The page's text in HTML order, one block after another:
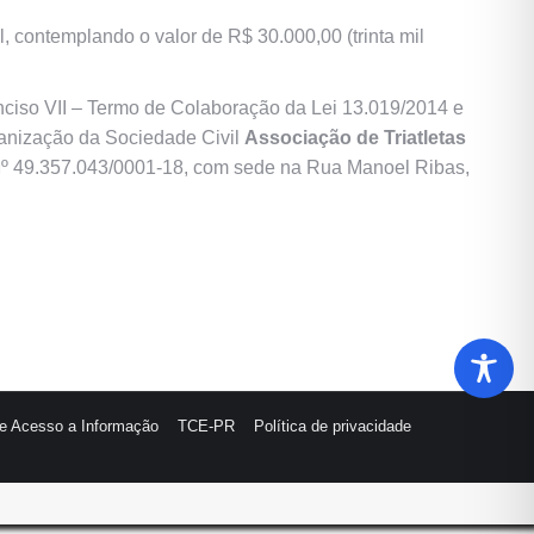
o valor de R$ 30.000,00 (trinta mil
VII – Termo de Colaboração da Lei 13.019/2014 e
da Sociedade Civil Associação de Triatletas
49.357.043/0001-18, com sede na Rua Manoel Ribas,
Acesso a Informação TCE-PR
Política de privacidade